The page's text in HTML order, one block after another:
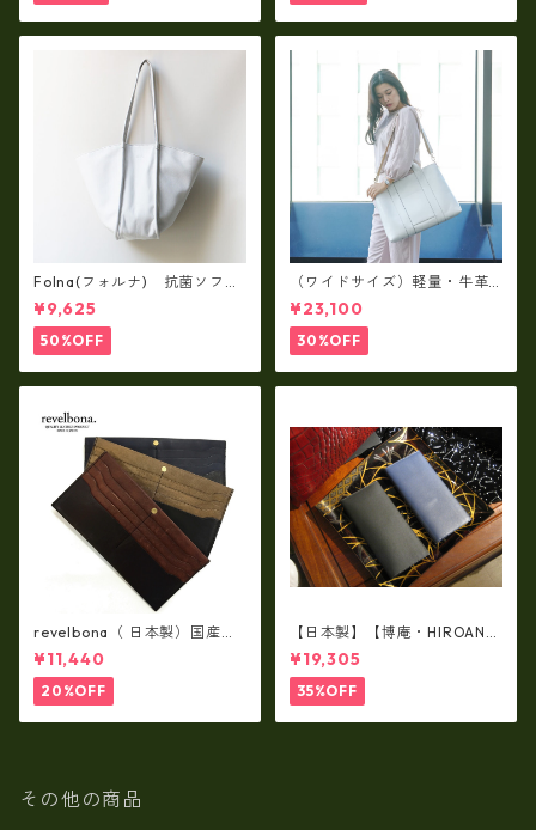
Folna(フォルナ) 抗菌ソフト
スムースレザー トートバッグ
¥9,625
50%OFF
（ワイドサイズ）軽量・牛革
製品・2WAYヌメ革トートバッ
グ（A3サイズ/日本製）(高収
納）ir-02G
¥23,100
30%OFF
revelbona（ 日本製）国産牛
革製・お札入れ ロングウォ
レット rl-001
¥11,440
20%OFF
【日本製】【博庵・HIROAN】
最高級牛革（ボーテッド）札
入れ・長財布 ha-21535
¥19,305
35%OFF
その他の商品